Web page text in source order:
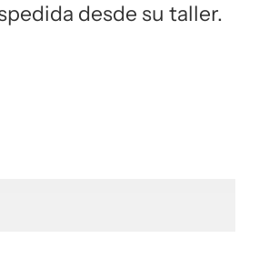
desde su taller.